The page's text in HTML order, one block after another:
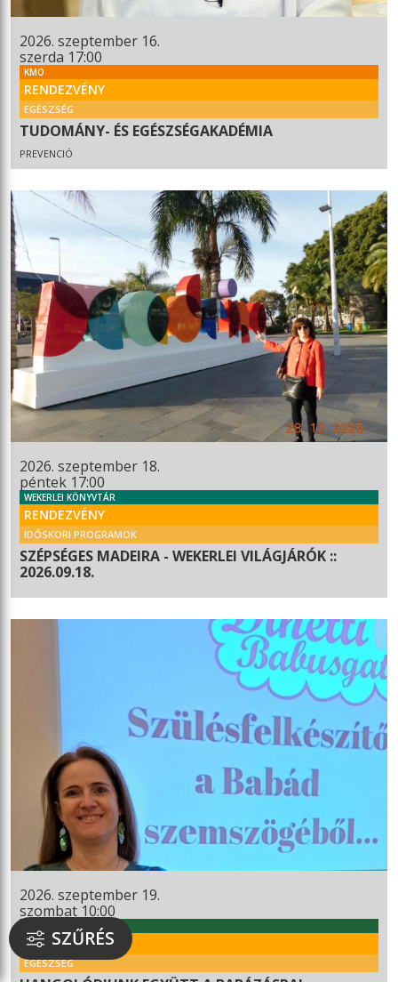
2026. szeptember 16.
szerda 17:00
KMO
RENDEZVÉNY
EGÉSZSÉG
TUDOMÁNY- ÉS EGÉSZSÉGAKADÉMIA
PREVENCIÓ
2026. szeptember 18.
péntek 17:00
WEKERLEI KÖNYVTÁR
RENDEZVÉNY
IDŐSKORI PROGRAMOK
SZÉPSÉGES MADEIRA - WEKERLEI VILÁGJÁRÓK ::
2026.09.18.
2026. szeptember 19.
szombat 10:00
WEKERLEI KULTÚRHÁZ
RENDEZVÉNY
EGÉSZSÉG
SZŰRÉS